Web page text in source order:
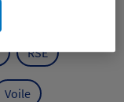
RSE
Voile